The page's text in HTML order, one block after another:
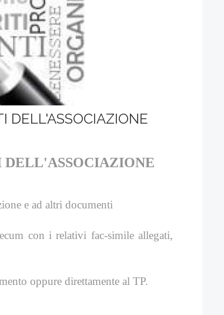
DELL'ASSOCIAZIONE
DELL'ASSOCIAZIONE
e ad altri documenti
con i relativi fac-simile allegati,
oppure direttamente al TP.